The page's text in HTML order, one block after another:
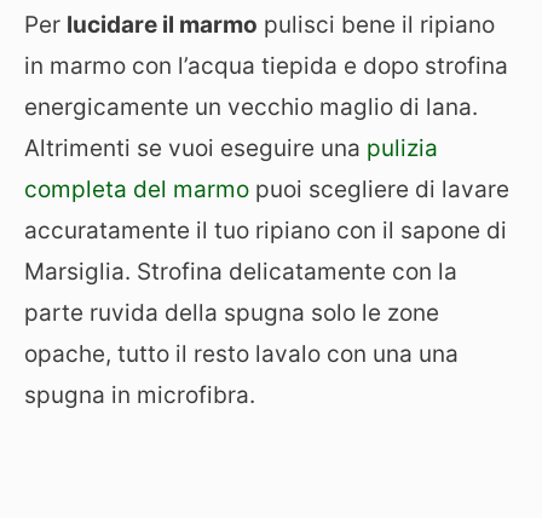
Per lucidare il marmo pulisci bene il ripiano
in marmo con l’acqua tiepida e dopo strofina
energicamente un vecchio maglio di lana.
Altrimenti se vuoi eseguire una pulizia
completa del marmo puoi scegliere di lavare
accuratamente il tuo ripiano con il sapone di
Marsiglia. Strofina delicatamente con la
parte ruvida della spugna solo le zone
opache, tutto il resto lavalo con una una
spugna in microfibra.